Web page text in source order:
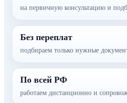
на первичную консультацию и
Без переплат
подбираем только нужные
По всей РФ
работаем дистанционно и